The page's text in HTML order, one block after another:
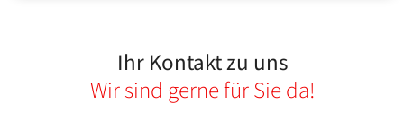
Ihr Kontakt zu uns
Wir sind gerne für Sie da!